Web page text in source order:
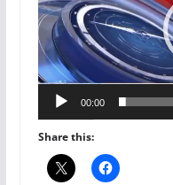
00:00
Share this: